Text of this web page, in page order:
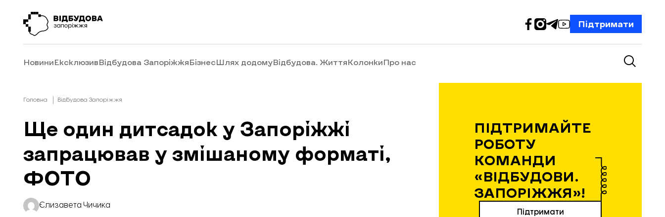
Підтримати
НовиниЕксклюзивВідбудова ЗапоріжжяБізнесШлях додомуВідбудова. ЖиттяКолонкиПро нас
Головна Відбудова Запоріжжя
Ще один дитсадок у Запоріжжі
запрацював у змішаному форматі,
ФОТО
Єлизавета Чичика
ПІДТРИМАЙТЕ
РОБОТУ
КОМАНДИ
«ВІДБУДОВИ.
ЗАПОРІЖЖЯ»!
Підтримати